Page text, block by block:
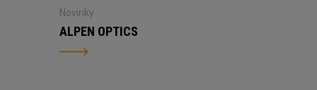
Novinky
ALPEN OPTICS